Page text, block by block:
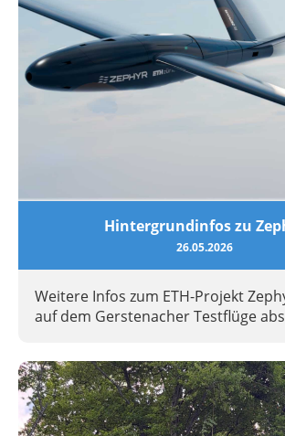
Hintergrundinfos zu
26.05.2026
Weitere Infos zum ETH-Projekt
auf dem Gerstenacher Testflüge